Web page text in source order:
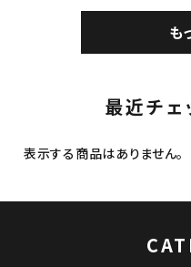
6パネル
ィゴ
も
最近チェ
表示する商品はありません。